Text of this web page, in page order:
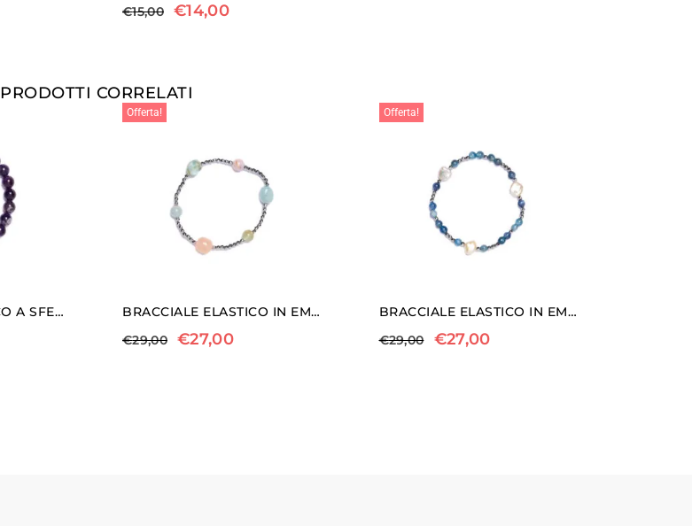
€15,00 €14,00
PRODOTTI CORRELATI
BRACCIALE ELASTICO A SFERA IN AMETISTA
Offerta!
BRACCIALE ELASTICO IN EMATITE, ACQUAMARINA E MORGANITE
€29,00 €27,00
Offerta!
BRACCIALE ELASTICO IN EMATITE, PERLE E CIANITE
€29,00 €27,00